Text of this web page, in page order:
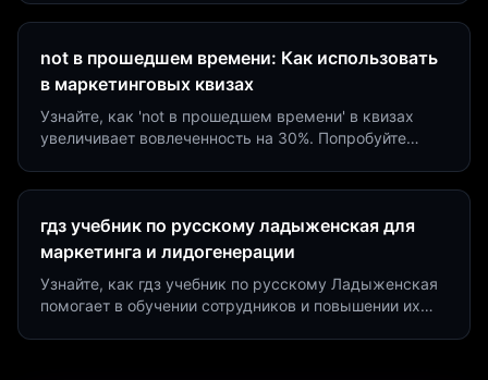
not в прошедшем времени: Как использовать
в маркетинговых квизах
Узнайте, как 'not в прошедшем времени' в квизах
увеличивает вовлеченность на 30%. Попробуйте
гдз учебник по русскому ладыженская для
маркетинга и лидогенерации
Узнайте, как гдз учебник по русскому Ладыженская
помогает в обучении сотрудников и повышении их